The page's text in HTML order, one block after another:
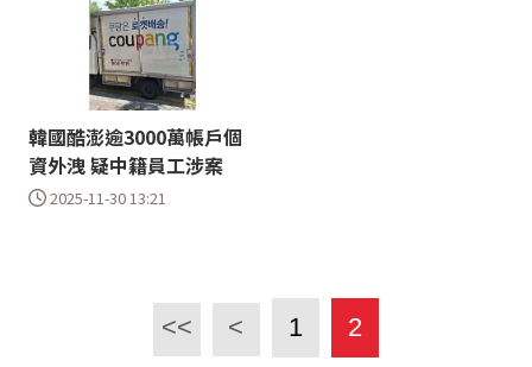
韓國酷澎逾3000萬帳戶個
資外洩 疑中籍員工涉案
2025-11-30 13:21
<< < 1 2